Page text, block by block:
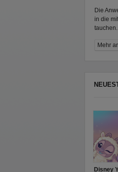
Die
in die
Mehr